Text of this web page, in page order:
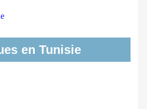
en Tunisie